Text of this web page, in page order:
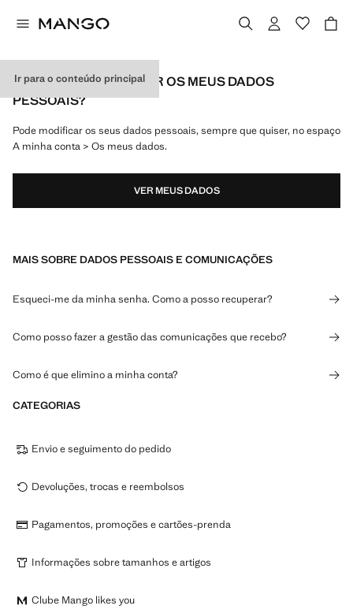
Ir para o conteúdo principal
COMO POSSO ALTERAR OS MEUS DADOS
PESSOAIS?
Pode modificar os seus dados pessoais, sempre que quiser, no espaço
A minha conta > Os meus dados.
VER MEUS DADOS
MAIS SOBRE DADOS PESSOAIS E COMUNICAÇÕES
Esqueci-me da minha senha. Como a posso recuperar?
Como posso fazer a gestão das comunicações que recebo?
Como é que elimino a minha conta?
CATEGORIAS
Envio e seguimento do pedido
Devoluções, trocas e reembolsos
Pagamentos, promoções e cartões-prenda
Informações sobre tamanhos e artigos
Clube Mango likes you